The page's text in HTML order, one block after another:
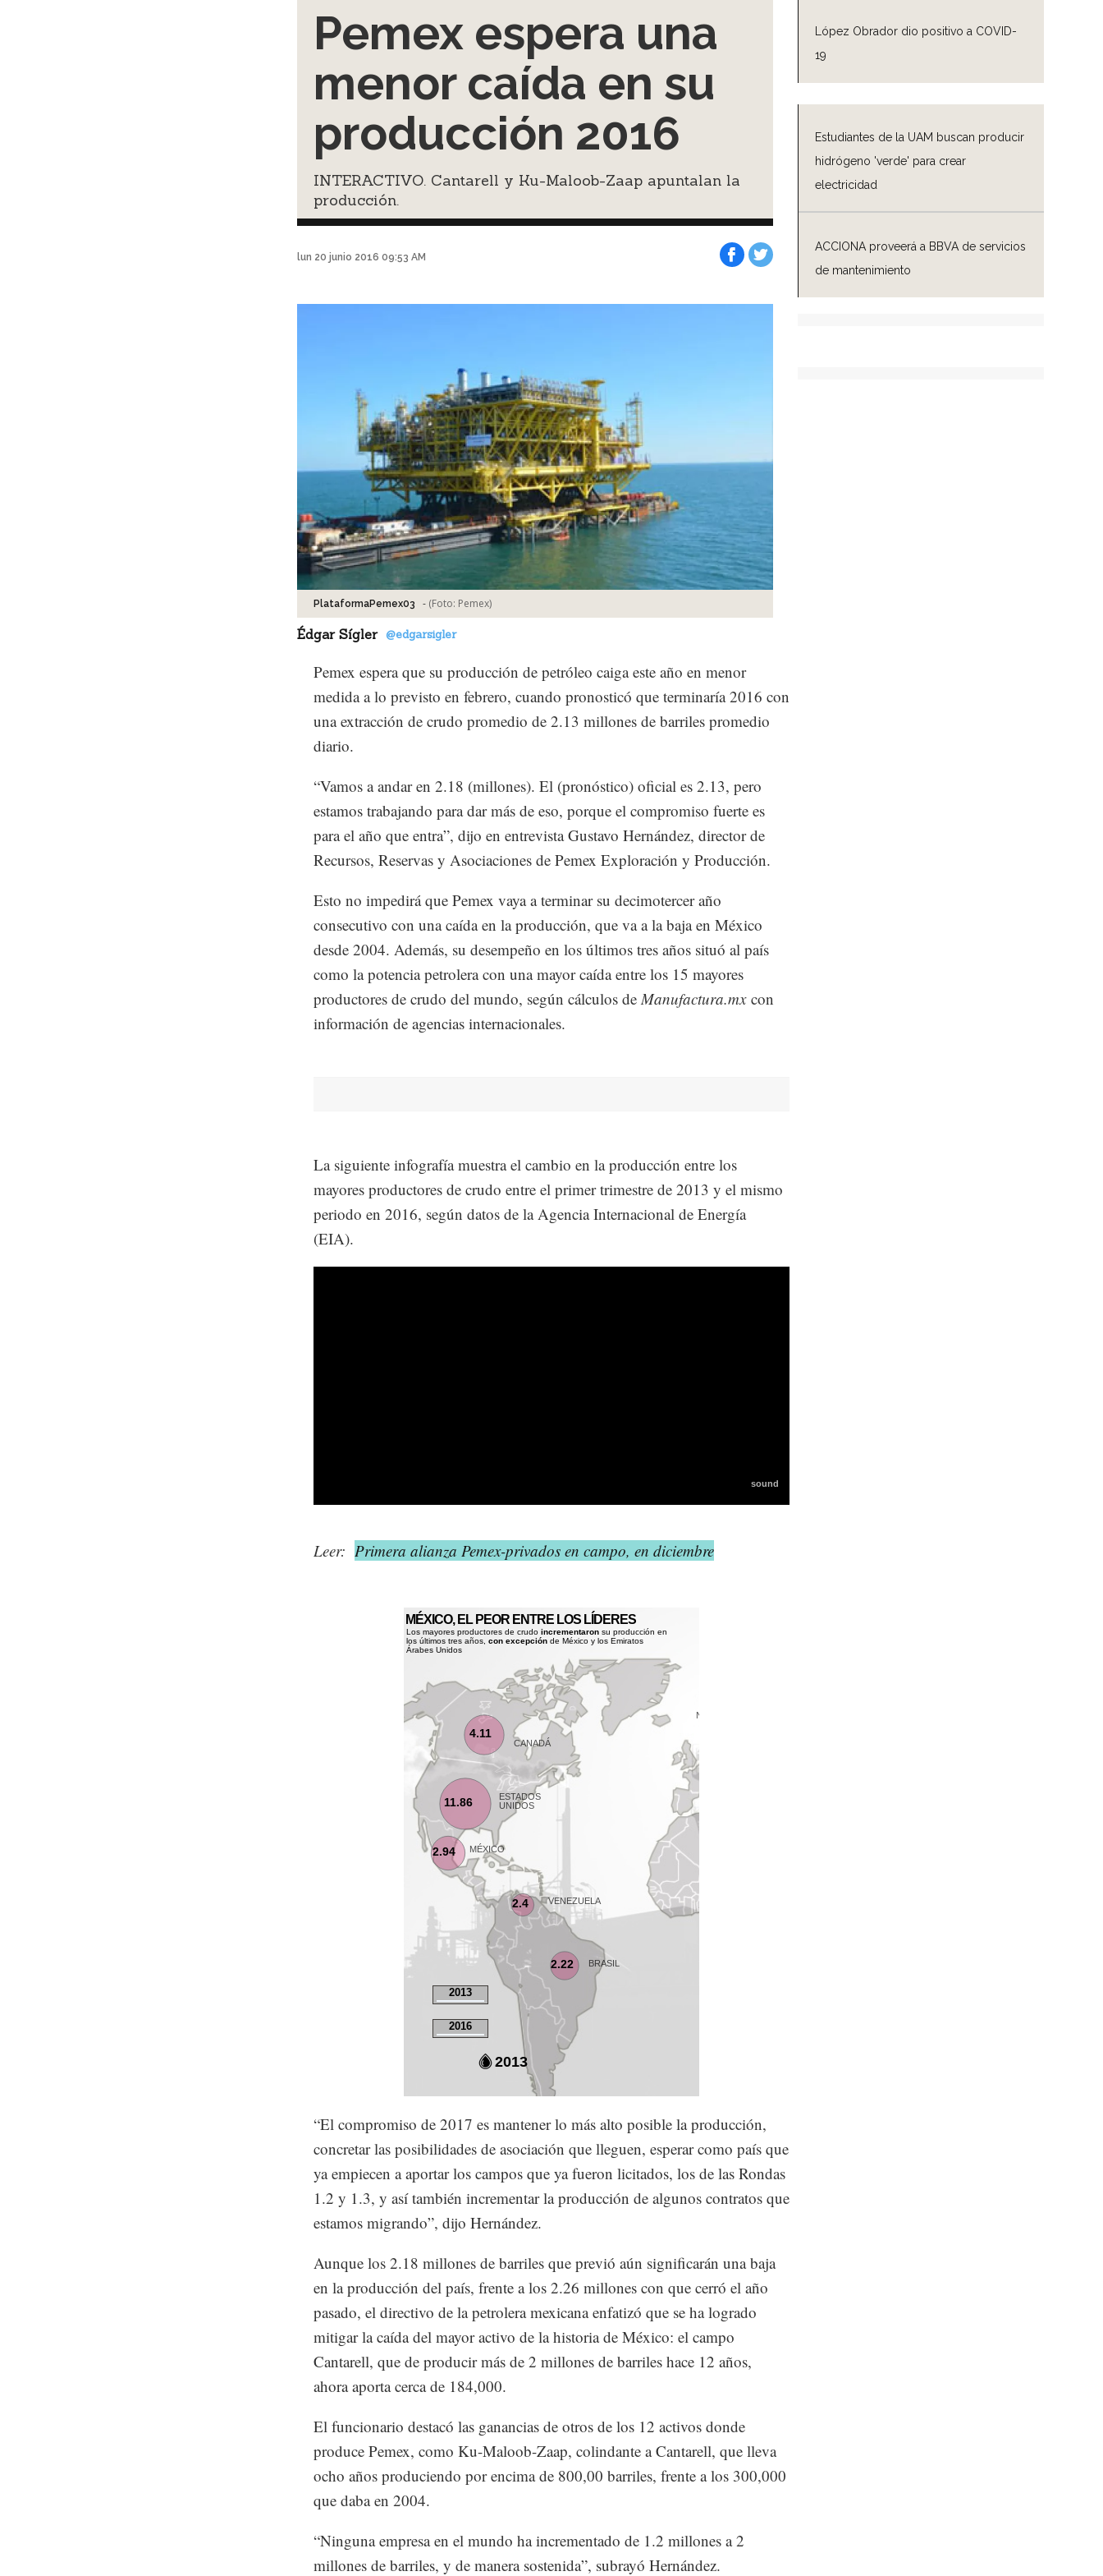
López Obrador dio positivo a COVID-
19
Estudiantes de la UAM buscan producir
hidrógeno 'verde' para crear
electricidad
ACCIONA proveerá a BBVA de servicios
de mantenimiento
Pemex espera una
menor caída en su
producción 2016
INTERACTIVO. Cantarell y Ku-Maloob-Zaap apuntalan la
producción.
lun 20 junio 2016 09:53 AM
PlataformaPemex03 - (Foto: Pemex)
Édgar Sígler @edgarsigler
Pemex espera que su producción de petróleo caiga este año en menor
medida a lo previsto en febrero, cuando pronosticó que terminaría 2016 con
una extracción de crudo promedio de 2.13 millones de barriles promedio
diario.
“Vamos a andar en 2.18 (millones). El (pronóstico) oficial es 2.13, pero
estamos trabajando para dar más de eso, porque el compromiso fuerte es
para el año que entra”, dijo en entrevista Gustavo Hernández, director de
Recursos, Reservas y Asociaciones de Pemex Exploración y Producción.
Esto no impedirá que Pemex vaya a terminar su decimotercer año
consecutivo con una caída en la producción, que va a la baja en México
desde 2004. Además, su desempeño en los últimos tres años situó al país
como la potencia petrolera con una mayor caída entre los 15 mayores
productores de crudo del mundo, según cálculos deManufactura.mxcon
información de agencias internacionales.
La siguiente infografía muestra el cambio en la producción entre los
mayores productores de crudo entre el primer trimestre de 2013 y el mismo
periodo en 2016, según datos de la Agencia Internacional de Energía
(EIA).
Leer: Primera alianza Pemex-privados en campo, en diciembre
“El compromiso de 2017 es mantener lo más alto posible la producción,
concretar las posibilidades de asociación que lleguen, esperar como país que
ya empiecen a aportar los campos que ya fueron licitados, los de las Rondas
1.2 y 1.3, y así también incrementar la producción de algunos contratos que
estamos migrando”, dijo Hernández.
Aunque los 2.18 millones de barriles que previó aún significarán una baja
en la producción del país, frente a los 2.26 millones con que cerró el año
pasado, el directivo de la petrolera mexicana enfatizó que se ha logrado
mitigar la caída del mayor activo de la historia de México: el campo
Cantarell, que de producir más de 2 millones de barriles hace 12 años,
ahora aporta cerca de 184,000.
El funcionario destacó las ganancias de otros de los 12 activos donde
produce Pemex, como Ku-Maloob-Zaap, colindante a Cantarell, que lleva
ocho años produciendo por encima de 800,00 barriles, frente a los 300,000
que daba en 2004.
“Ninguna empresa en el mundo ha incrementado de 1.2 millones a 2
millones de barriles, y de manera sostenida”, subrayó Hernández.